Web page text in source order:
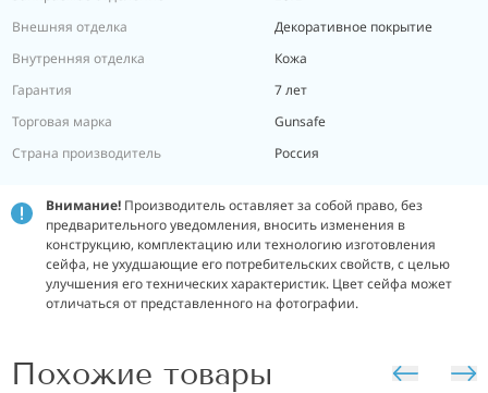
Внешняя отделка
Декоративное покрытие
Внутренняя отделка
Кожа
Гарантия
7 лет
Торговая марка
Gunsafe
Страна производитель
Россия
Внимание! Производитель оставляет за собой право, без
предварительного уведомления, вносить изменения в
конструкцию, комплектацию или технологию изготовления
сейфа, не ухудшающие его потребительских свойств, с целью
улучшения его технических характеристик. Цвет сейфа может
отличаться от представленного на фотографии.
Похожие товары